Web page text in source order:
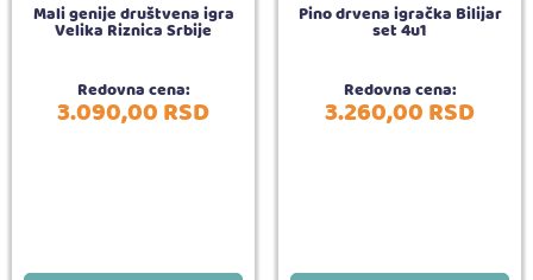
Mali genije društvena igra
Velika Riznica Srbije
Redovna cena:
3.090,00RSD
Pino drvena igračka Bilijar
set 4u1
Redovna cena:
3.260,00RSD